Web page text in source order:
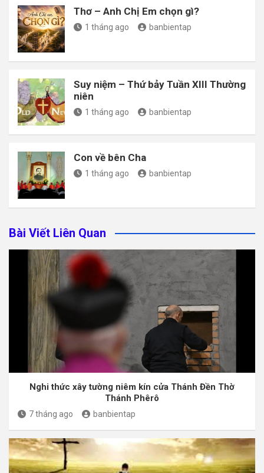
Thơ – Anh Chị Em chọn gì?
1 tháng ago banbientap
Suy niệm – Thứ bảy Tuần XIII Thường
niên
1 tháng ago banbientap
Con về bên Cha
1 tháng ago banbientap
Bài Viết Liên Quan
Nghi thức xây tường niêm kín cửa Thánh Đền Thờ
Thánh Phêrô
7 tháng ago banbientap